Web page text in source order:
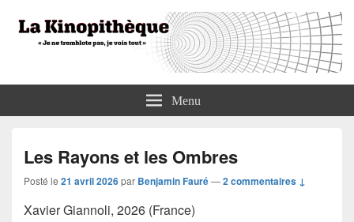
La KinopithèqueMenu
Les Rayons et les Ombres
Posté le 21 avril 2026par Benjamin Fauré—2 commentaires ↓
Xavier Giannoli, 2026 (France)